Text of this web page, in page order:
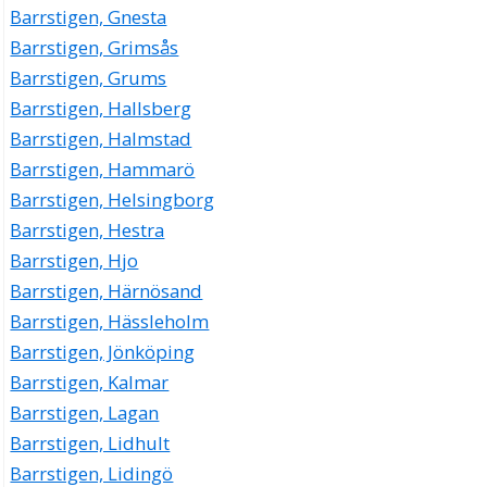
Barrstigen, Gnesta
Barrstigen, Grimsås
Barrstigen, Grums
Barrstigen, Hallsberg
Barrstigen, Halmstad
Barrstigen, Hammarö
Barrstigen, Helsingborg
Barrstigen, Hestra
Barrstigen, Hjo
Barrstigen, Härnösand
Barrstigen, Hässleholm
Barrstigen, Jönköping
Barrstigen, Kalmar
Barrstigen, Lagan
Barrstigen, Lidhult
Barrstigen, Lidingö